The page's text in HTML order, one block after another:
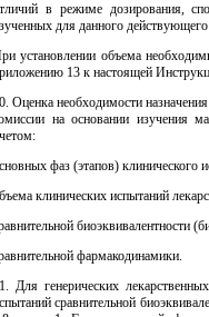
в режиме дозирования,
для данного
установлении объема
13 к настоящей
Оценка необходимости
на основании изучения
фаз (этапов) клинического
клинических испытаний
биоэквивалентности
фармакодинамики.
Для генерических
сравнительной